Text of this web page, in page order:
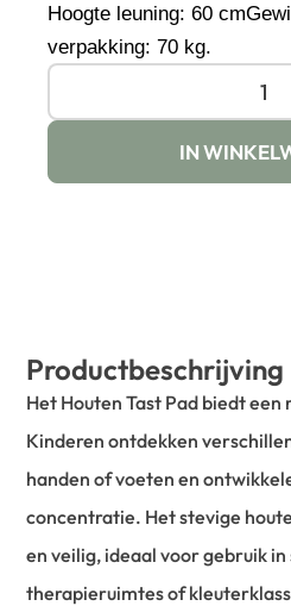
Hoogte leuning: 60 cm
verpakking: 70 kg.
IN
Productbeschrijving
Het Houten Tast Pad biedt
Kinderen ontdekken
handen of voeten en
concentratie. Het stevige
en veilig, ideaal voor gebruik
therapieruimtes of